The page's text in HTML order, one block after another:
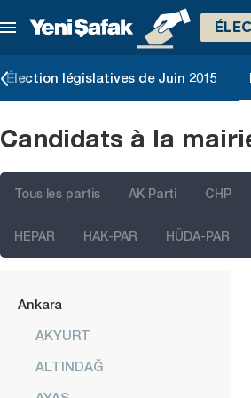
Élection législatives de Juin 2015
Candidats à la
Tous les partis AK Parti CHP
HEPAR HAK-PAR HÜDA-PAR
Ankara
AKYURT
ALTINDAĞ